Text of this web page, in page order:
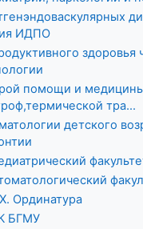
ИДПО
здоровья
помощи и
тра...
детского
Ординатура
БГМУ